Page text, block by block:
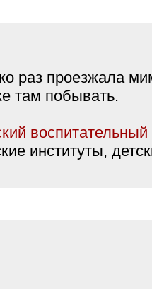
раз проезжала
там побывать.
институты,